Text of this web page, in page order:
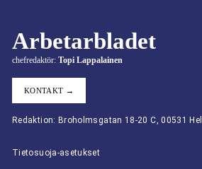
Arbetarbladet
chefredaktör: Topi Lappalainen
KONTAKT →
Redaktion: Broholmsgatan 18-20 C, 00531
Tietosuoja-asetukset